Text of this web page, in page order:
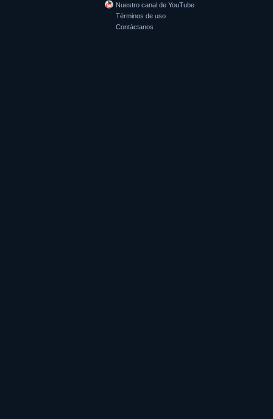
Nuestro canal de YouTube
Términos de uso
Contáctanos